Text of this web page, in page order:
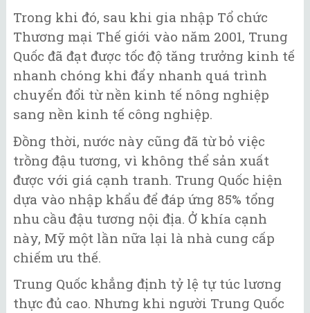
Trong khi đó, sau khi gia nhập Tổ chức
Thương mại Thế giới vào năm 2001, Trung
Quốc đã đạt được tốc độ tăng trưởng kinh tế
nhanh chóng khi đẩy nhanh quá trình
chuyển đổi từ nền kinh tế nông nghiệp
sang nền kinh tế công nghiệp.
Đồng thời, nước này cũng đã từ bỏ việc
trồng đậu tương, vì không thể sản xuất
được với giá cạnh tranh. Trung Quốc hiện
dựa vào nhập khẩu để đáp ứng 85% tổng
nhu cầu đậu tương nội địa. Ở khía cạnh
này, Mỹ một lần nữa lại là nhà cung cấp
chiếm ưu thế.
Trung Quốc khẳng định tỷ lệ tự túc lương
thực đủ cao. Nhưng khi người Trung Quốc